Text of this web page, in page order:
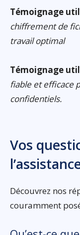
Témoignage
chiffrement de
travail optimal
Témoignage
fiable et efficace
confidentiels.
Vos
Découvrez nos
couramment